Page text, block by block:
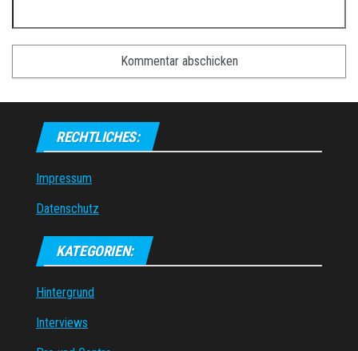
RECHTLICHES:
Impressum
Datenschutz
KATEGORIEN:
Hintergrund
Interviews